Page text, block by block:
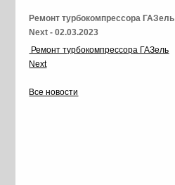
Ремонт турбокомпрессора ГАЗель
Next - 02.03.2023
Ремонт турбокомпрессора ГАЗель
Next
Все новости